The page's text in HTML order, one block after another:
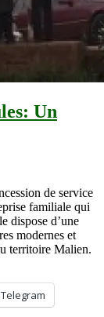
Un
de service
familiale qui
dispose d’une
modernes et
territoire Malien.
Telegram